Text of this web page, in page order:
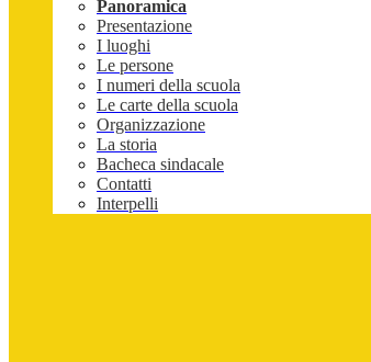
Panoramica
Presentazione
I luoghi
Le persone
I numeri della scuola
Le carte della scuola
Organizzazione
La storia
Bacheca sindacale
Contatti
Interpelli